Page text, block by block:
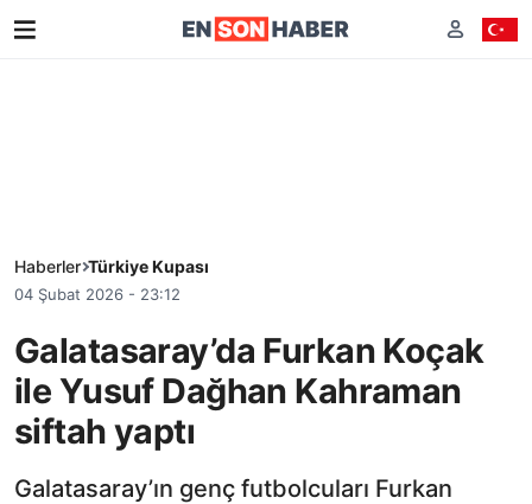
Haberler Türkiye Kupası
04 Şubat 2026 - 23:12
Galatasaray’da Furkan Koçak
ile Yusuf Dağhan Kahraman
siftah yaptı
Galatasaray’ın genç futbolcuları Furkan